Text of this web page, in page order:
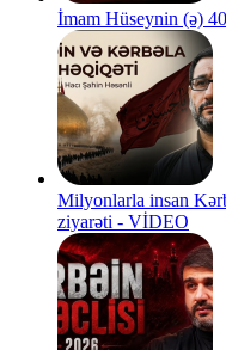
İmam Hüseynin (ə)
Milyonlarla insan
ziyarəti - VİDEO